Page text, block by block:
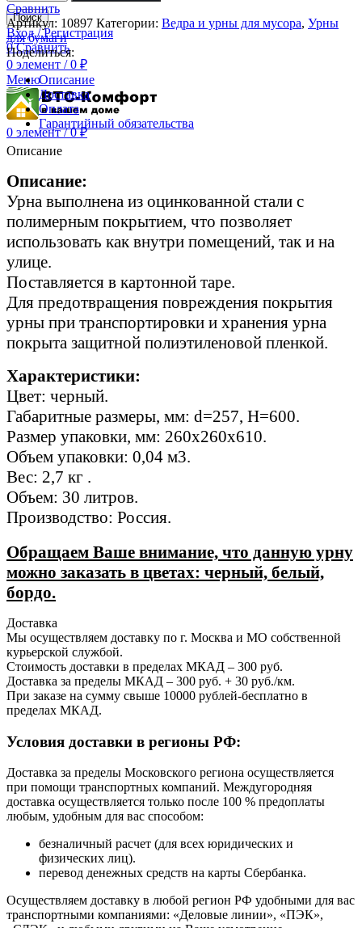
Поиск
Вход / Регистрация
0 Сравнить
0 элемент / 0 ₽
Меню
0 элемент / 0₽
Сравнить
Артикул: 10897 Категории: Ведра и урны для мусора, Урны
для бумаги
Поделиться:
Описание
Доставка
Оплата
Гарантийный обязательства
Описание
Описание:
Урна выполнена из оцинкованной стали с
полимерным покрытием, что позволяет
использовать как внутри помещений, так и на
улице.
Поставляется в картонной таре.
Для предотвращения повреждения покрытия
урны при транспортировки и хранения урна
покрыта защитной полиэтиленовой пленкой.
Характеристики:
Цвет: черный.
Габаритные размеры, мм: d=257, H=600.
Размер упаковки, мм: 260х260х610.
Объем упаковки: 0,04 м3.
Вес: 2,7 кг .
Объем: 30 литров.
Производство: Россия.
Обращаем Ваше внимание, что данную урну
можно заказать в цветах: черный, белый,
бордо.
Доставка
Мы осуществляем доставку по г. Москва и МО собственной
курьерской службой.
Стоимость доставки в пределах МКАД – 300 руб.
Доставка за пределы МКАД – 300 руб. + 30 руб./км.
При заказе на сумму свыше 10000 рублей-бесплатно в
пределах МКАД.
Условия доставки в регионы РФ:
Доставка за пределы Московского региона осуществляется
при помощи транспортных компаний. Междугородняя
доставка осуществляется только после 100 % предоплаты
любым, удобным для вас способом:
безналичный расчет (для всех юридических и
физических лиц).
перевод денежных средств на карты Сбербанка.
Осуществляем доставку в любой регион РФ удобными для вас
транспортными компаниями: «Деловые линии», «ПЭК»,